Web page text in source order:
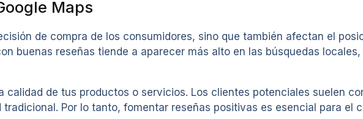
Maps
de compra de los consumidores, sino que también afectan el
buenas reseñas tiende a aparecer más alto en las búsquedas
de tus productos o servicios. Los clientes potenciales suelen
Por lo tanto, fomentar reseñas positivas es esencial para el